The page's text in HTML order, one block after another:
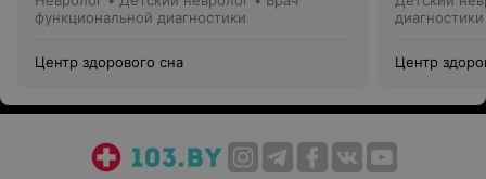
функциональной диагностики
Центр здорового сна
диагностики
Центр